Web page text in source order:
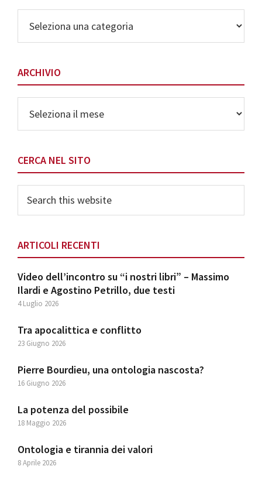
delle
Categorie
ARCHIVIO
CERCA NEL SITO
this
website
ARTICOLI RECENTI
Video dell’incontro su “i nostri libri” – Massimo
Ilardi e Agostino Petrillo, due testi
4 Luglio 2026
Tra apocalittica e conflitto
23 Giugno 2026
Pierre Bourdieu, una ontologia nascosta?
16 Giugno 2026
La potenza del possibile
18 Maggio 2026
Ontologia e tirannia dei valori
8 Aprile 2026